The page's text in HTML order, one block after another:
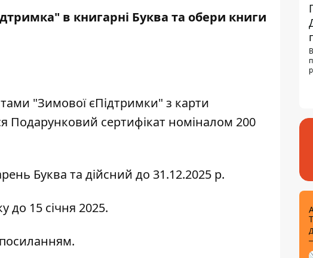
в книгарні Буква та обери книги
"Зимової єПідтримки" з карти
Подарунковий сертифікат номіналом 200
Буква та дійсний до 31.12.2025 р.
до 15 січня 2025.
посиланням.